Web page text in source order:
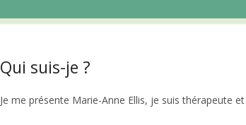
Qui suis-je ?
Je me présente Marie-Anne Ellis, je suis thérapeute